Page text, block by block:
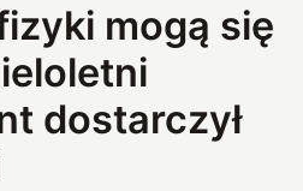
mogą się
dostarczył